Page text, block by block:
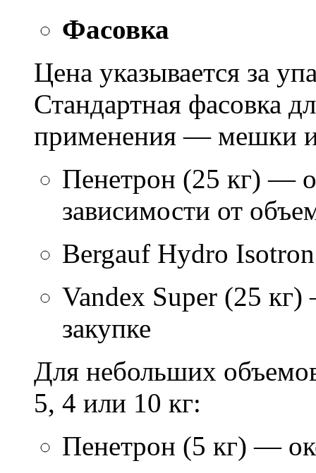
Фасовка
Цена указывается за
Стандартная фасовка
применения — мешки
Пенетрон (25 кг) —
зависимости от
Bergauf Hydro
Vandex Super (25
закупке
Для небольших
5, 4 или 10 кг:
Пенетрон (5 кг) —